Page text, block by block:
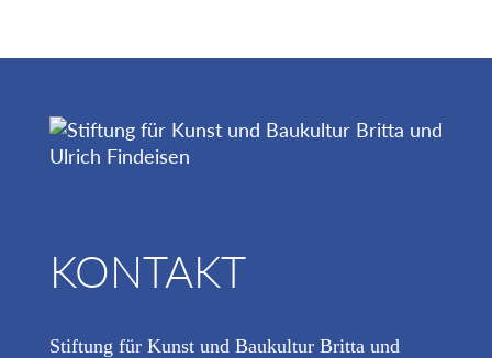
KONTAKT
Stiftung für Kunst und Baukultur Britta und